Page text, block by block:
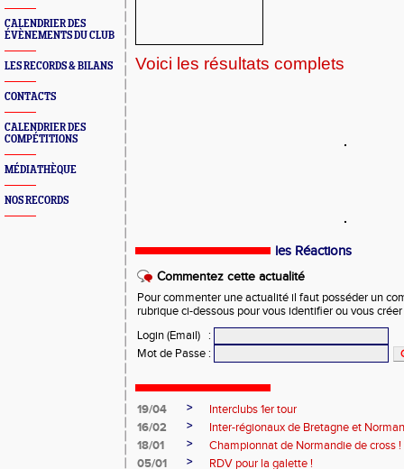
CALENDRIER DES
ÉVÈNEMENTS DU CLUB
LES RECORDS & BILANS
CONTACTS
CALENDRIER DES
COMPÉTITIONS
MÉDIATHÈQUE
NOS RECORDS
Voici les résultats complets
les Réactions
Commentez cette actualité
Pour commenter une actualité il faut posséder un
rubrique ci-dessous pour vous identifier ou vous
Login (Email)
:
Mot de Passe :
19/04 >
Interclubs 1er tour
16/02
>
Inter-régionaux de Bretagne et
18/01
>
Championnat de Normandie de cross !
05/01
>
RDV pour la galette !